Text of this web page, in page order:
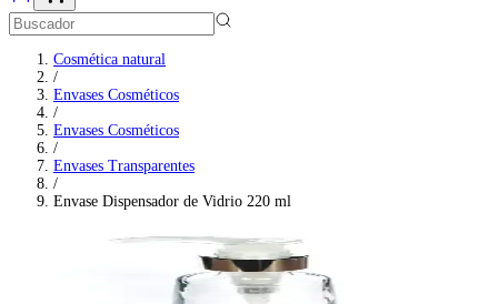
Cosmética natural
/
Envases Cosméticos
/
Envases Cosméticos
/
Envases Transparentes
/
Envase Dispensador de Vidrio 220 ml